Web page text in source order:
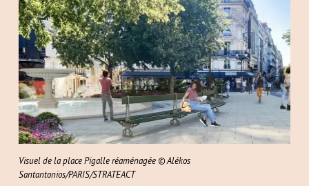
Visuel de la place Pigalle réaménagée © Alékos
Santantonios/PARIS/STRATEACT